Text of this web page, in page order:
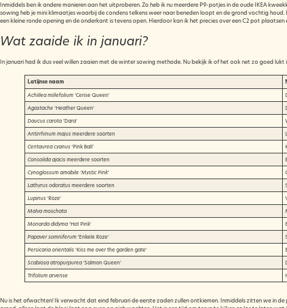
Inmiddels ben ik andere manieren aan het uitproberen. Zo heb ik nu meerdere P9-potjes in de oude IKEA
sowing heb je mini klimaatjes waarbij de condens telkens weer naar beneden loopt en de grond vochtig
een kleine ronde opening en de onderkant is tevens open. Hierdoor kan ik het precies over een C2 pot
Wat zaaide ik in januari?
In januari had ik dus veel willen zaaien met de winter sowing methode. Nu bekijk ik of het ook net zo goed lukt
Latijnse naam
Achillea millefolium‘Cerise Queen’
Agastache‘Heather Queen’
Daucus carota‘Dara’
Antirrhinum majusmeerdere soorten
Centaurea cyanus‘Pink Ball’
Consolida ajacismeerdere soorten
Cynoglossum amabile ‘Mystic Pink’
Lathyrus odoratusmeerdere soorten
Lupinus‘Roze’
Malva moschata
Monarda didyma‘Hot Pink’
Papaver somniferum‘Enkele Roze’
Persicaria orientalis‘Kiss me over the garden gate’
Scabiosa atropurpurea‘Salmon Queen’
Trifolium arvense
Nu is het afwachten! Ik verwacht dat eind februari de eerste zaden zullen ontkiemen. Inmiddels zitten we in